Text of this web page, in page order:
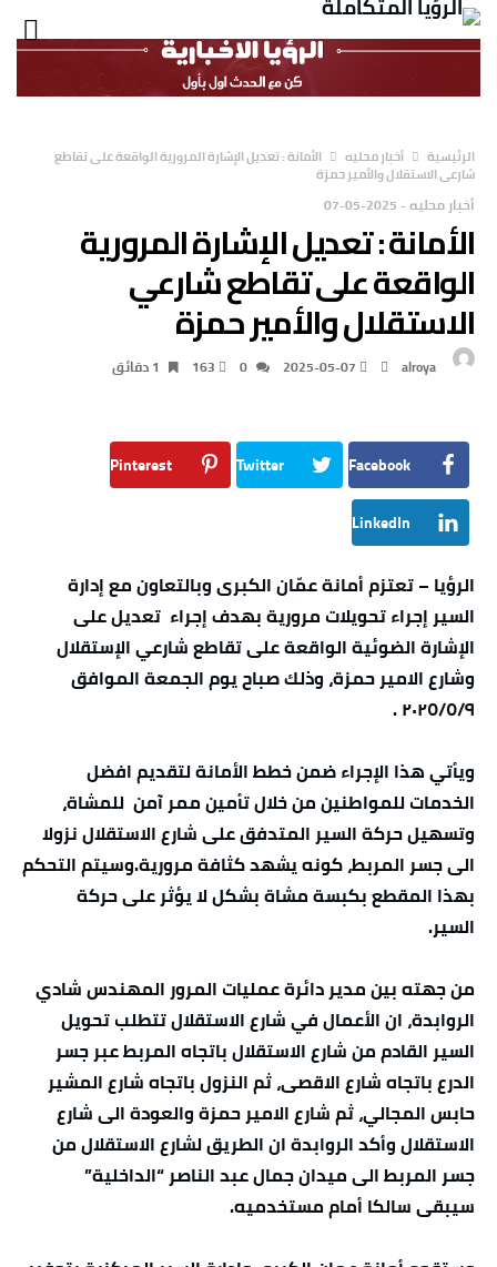
‫الرئيسية‬ أخبار محليه
الأمانة : تعديل الإشارة المرورية الواقعة على تقاطع
شارعي الاستقلال والأمير حمزة
أخبار محليه-
2025-05-07
الأمانة : تعديل الإشارة المرورية
الواقعة على تقاطع شارعي
الاستقلال والأمير حمزة
alroya
2025-05-07
163 1 ‫دقائق‬
Facebook
Twitter
Pinterest
LinkedIn
الرؤيا – تعتزم أمانة عمّان الكبرى وبالتعاون مع إدارة
السير إجراء تحويلات مرورية بهدف إجراء تعديل على
الإشارة الضوئية الواقعة على تقاطع شارعي الإستقلال
وشارع الامير حمزة، وذلك صباح يوم الجمعة الموافق
۲۰۲٥/٥/٩ .
ويأتي هذا الإجراء ضمن خطط الأمانة لتقديم افضل
الخدمات للمواطنين من خلال تأمين ممر آمن للمشاة،
وتسهيل حركة السير المتدفق على شارع الاستقلال نزولا
الى جسر المربط، كونه يشهد كثافة مرورية.وسيتم التحكم
بهذا المقطع بكبسة مشاة بشكل لا يؤثر على حركة
السير.
من جهته بين مدير دائرة عمليات المرور المهندس شادي
الروابدة، ان الأعمال في شارع الاستقلال تتطلب تحويل
السير القادم من شارع الاستقلال باتجاه المربط عبر جسر
الدرع باتجاه شارع الاقصى، ثم النزول باتجاه شارع المشير
حابس المجالي، ثم شارع الامير حمزة والعودة الى شارع
الاستقلال وأكد الروابدة ان الطريق لشارع الاستقلال من
جسر المربط الى ميدان جمال عبد الناصر “الداخلية”
سيبقى سالكا أمام مستخدميه.